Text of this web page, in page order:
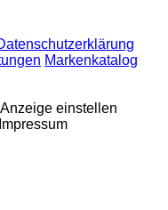
Markenkatalog
Anzeige einstellen
Impressum